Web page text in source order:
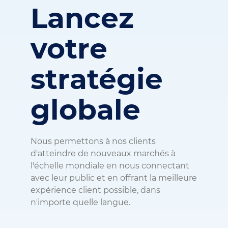
Lancez
votre
stratégie
globale
Nous permettons à nos clients
d'atteindre de nouveaux marchés à
l'échelle mondiale en nous connectant
avec leur public et en offrant la meilleure
expérience client possible, dans
n'importe quelle langue.